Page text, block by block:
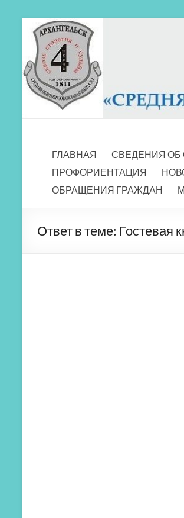
Перейти
содержимому
МБОУ СШ 4
ГЛАВНАЯ
СВЕДЕНИЯ ОБ
ПРОФОРИЕНТАЦИЯ
ОБРАЩЕНИЯ ГРАЖДАН
Ответ в теме: Гостевая